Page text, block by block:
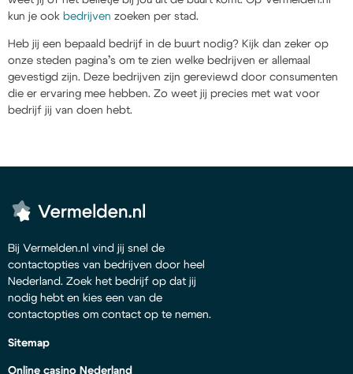
kun je ook bedrijven zoeken per stad.
Heb jij een bepaald bedrijf in de buurt nodig? Kijk dan zeker op
onze steden pagina’s om te zien welke bedrijven er allemaal
gevestigd zijn. Deze bedrijven zijn gereviewd door consumenten
die er ervaring mee hebben. Zo weet jij precies met wat voor
bedrijf jij van doen hebt.
Bij Vermelden.nl vind jij snel de
contactopties van bedrijven door heel
Nederland. Zoek het bedrijf op dat jij
nodig hebt en kies een van de
contactopties om contact op te nemen.
Sitemap
Online casino Nederland